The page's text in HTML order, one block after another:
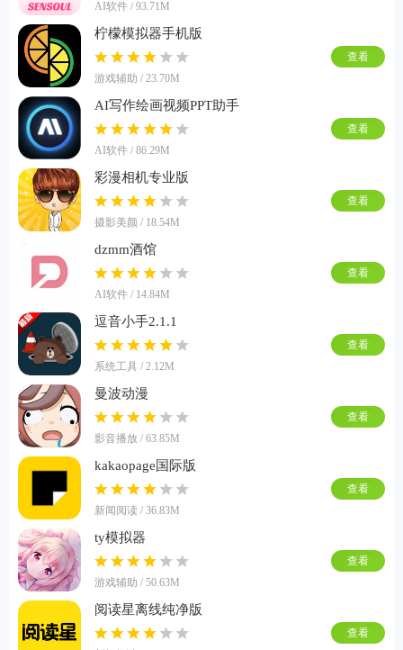
AI软件 / 93.71M
柠檬模拟器手机版
游戏辅助 / 23.70M
查看
AI写作绘画视频PPT助手
AI软件 / 86.29M
查看
彩漫相机专业版
摄影美颜 / 18.54M
查看
dzmm酒馆
AI软件 / 14.84M
查看
逗音小手2.1.1
系统工具 / 2.12M
查看
曼波动漫
影音播放 / 63.85M
查看
kakaopage国际版
新闻阅读 / 36.83M
查看
ty模拟器
游戏辅助 / 50.63M
查看
阅读星离线纯净版
查看